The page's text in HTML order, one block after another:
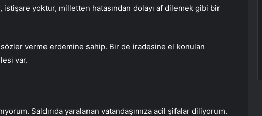
istişare yoktur, milletten hatasından dolayı af dilemek gibi bir
verme erdemine sahip. Bir de iradesine el konulan
var.
Saldırıda yaralanan vatandaşımıza acil şifalar diliyorum.